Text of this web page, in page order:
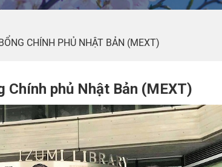
CHÍNH PHỦ NHẬT BẢN (MEXT)
Chính phủ Nhật Bản (MEXT)